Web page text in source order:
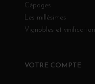
Cépages
Les millésimes
Vignobles et vinification
VOTRE COMPTE